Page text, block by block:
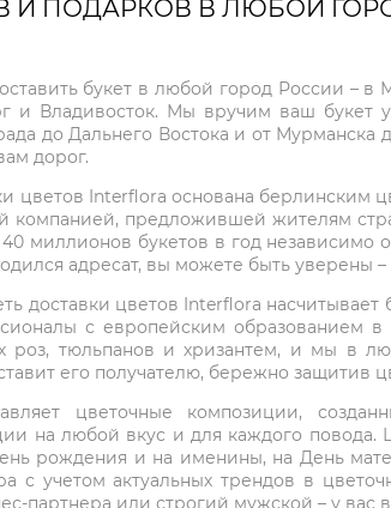
И ПОДАРКОВ В ЛЮБОЙ
букет в любой город России
и Владивосток. Мы вручим ваш
до Дальнего Востока и от Мурманска
дорог.
цветов Interflora основана берлинским
компанией, предложившей жителям
миллионов букетов в год независимо
адресат, вы можете быть
доставки цветов Interflora
с европейским образованием
роз, тюльпанов и хризантем, и мы в
его получателю, бережно защитив
цветочные композиции,
на любой вкус и для каждого
рождения и на именины, на День
с учетом актуальных трендов в
партнера или строгий мужской – у вас